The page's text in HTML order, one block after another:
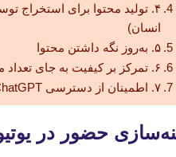
۴. تولید محتوا برای استخراج
انسان)
۵. به‌روز نگه داشتن محتوا
۶. تمرکز بر کیفیت به جای تعداد محتوا
۷. اطمینان از دسترسی ChatGPT به سایت